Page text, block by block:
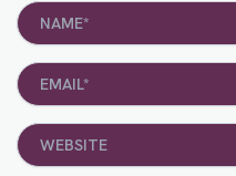
Name*
Email*
Website